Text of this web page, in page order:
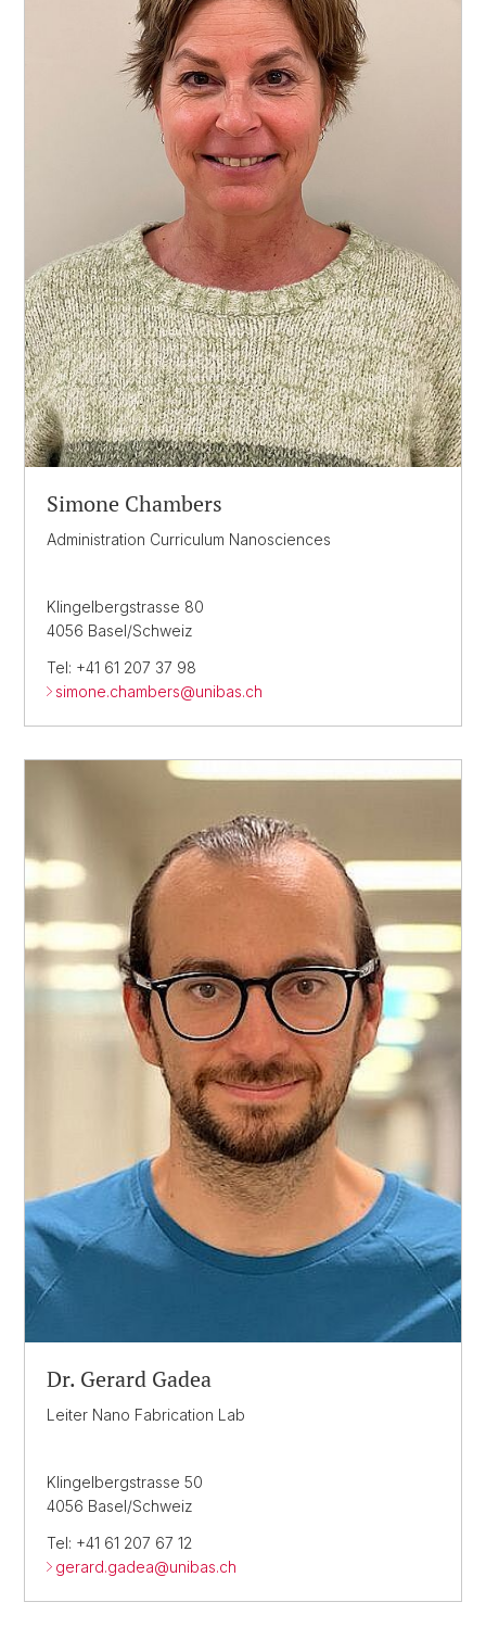
Simone Chambers
Administration Curriculum Nanosciences
Klingelbergstrasse 80
4056 Basel/Schweiz
Tel: +41 61 207 37 98
simone.chambers@unibas.ch
Dr. Gerard Gadea
Leiter Nano Fabrication Lab
Klingelbergstrasse 50
4056 Basel/Schweiz
Tel: +41 61 207 67 12
gerard.gadea@unibas.ch